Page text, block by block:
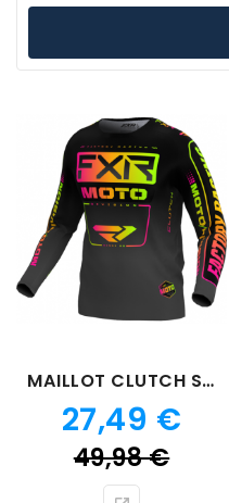
MAILLOT CLUTCH SHERBERT
Prix
27,49 €
49,98 €Prix